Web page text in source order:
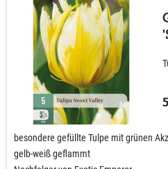
besondere gefüllte Tulpe mit grünen
gelb-weiß geflammt